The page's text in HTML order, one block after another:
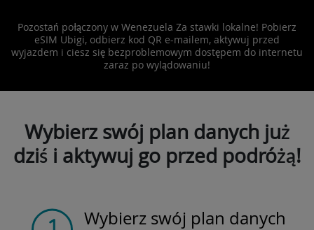
Pozostań połączony w Wenezuela Za stawki lokalne! Pobierz
eSIM Ubigi, odbierz kod QR e-mailem, aktywuj przed
wyjazdem i ciesz się bezproblemowym dostępem do internetu
zaraz po wylądowaniu!
Wybierz swój plan danych już
dziś i aktywuj go przed podróżą!
Wybierz swój plan danych